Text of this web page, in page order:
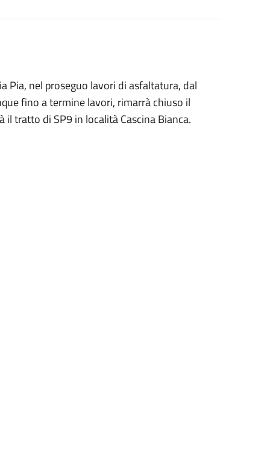
Pia, nel proseguo lavori di asfaltatura, dal
fino a termine lavori, rimarrà chiuso il
tratto di SP9 in località Cascina Bianca.